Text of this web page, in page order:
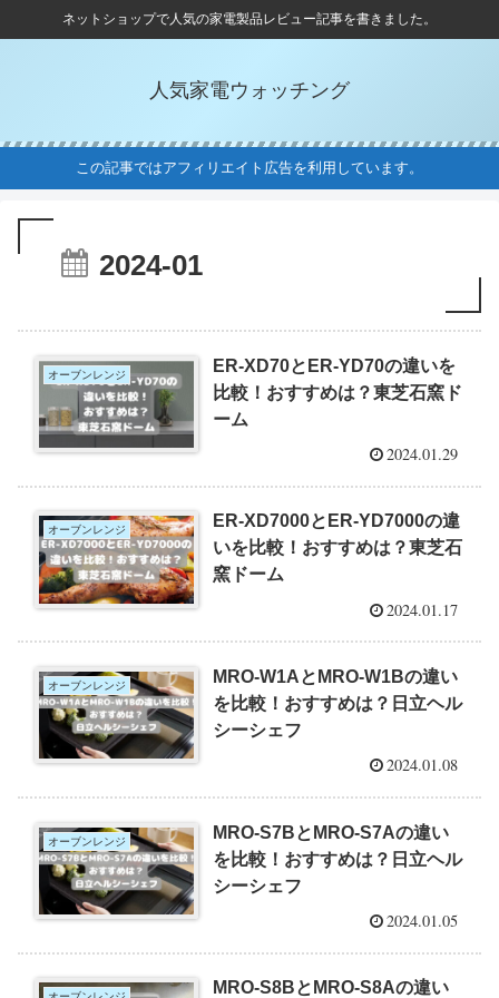
ネットショップで人気の家電製品レビュー記事を書きました。
人気家電ウォッチング
この記事ではアフィリエイト広告を利用しています。
2024-01
オーブンレンジ
ER-XD70とER-YD70の違いを
比較！おすすめは？東芝石窯ド
ーム
2024.01.29
オーブンレンジ
ER-XD7000とER-YD7000の違
いを比較！おすすめは？東芝石
窯ドーム
2024.01.17
オーブンレンジ
MRO-W1AとMRO-W1Bの違い
を比較！おすすめは？日立ヘル
シーシェフ
2024.01.08
オーブンレンジ
MRO-S7BとMRO-S7Aの違い
を比較！おすすめは？日立ヘル
シーシェフ
2024.01.05
MRO-S8BとMRO-S8Aの違い